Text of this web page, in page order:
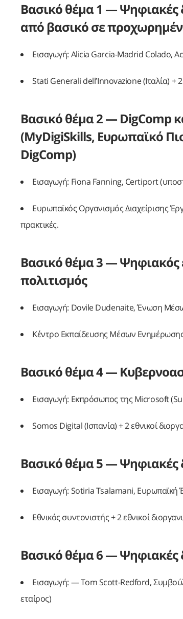
Βασικό θέμα 1 — Ψηφιακές
από βασικό σε
Εισαγωγή: Alicia Garcia-Madrid Colado,
Stati Generali dell’Innovazione (Ιταλία) +
Βασικό θέμα 2 — DigComp
(MyDigiSkills, Ευρωπαϊκό
DigComp)
Εισαγωγή: Fiona Fanning, Certiport
Ευρωπαϊκός Οργανισμός Διαχείρισης
πρακτικές.
Βασικό θέμα 3 — Ψηφιακός
πολιτισμός
Εισαγωγή: Dovile Dudenaite, Ένωση
Κέντρο Εκπαίδευσης Μέσων Ενημέρωσης
Βασικό θέμα 4 —
Εισαγωγή: Εκπρόσωπος της Microsoft
Somos Digital (Ισπανία) + 2 εθνικοί
Βασικό θέμα 5 — Ψηφιακές
Εισαγωγή: Sotiria Tsalamani, Ευρωπαϊκή
Εθνικός συντονιστής + 2 εθνικοί
Βασικό θέμα 6 — Ψηφιακές
Εισαγωγή: — Tom Scott-Redford,
εταίρος)